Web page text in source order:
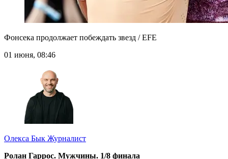
Фонсека продолжает побеждать звезд / EFE
01 июня, 08:46
Олекса Бык Журналист
Ролан Гаррос. Мужчины. 1/8 финала